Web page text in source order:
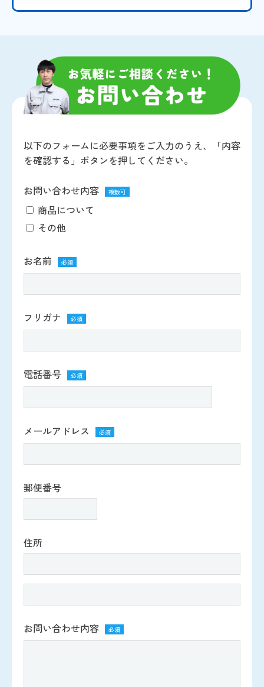
以下のフォームに必要事項をご入力のうえ、「内容
を確認する」ボタンを押してください。
お問い合わせ内容 複数可
商品について
その他
お名前 必須
フリガナ 必須
電話番号 必須
メールアドレス 必須
郵便番号
住所
お問い合わせ内容 必須